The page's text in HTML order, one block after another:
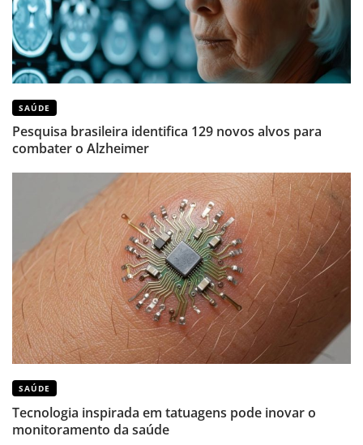
SAÚDE
Pesquisa brasileira identifica 129 novos alvos para
combater o Alzheimer
SAÚDE
Tecnologia inspirada em tatuagens pode inovar o
monitoramento da saúde